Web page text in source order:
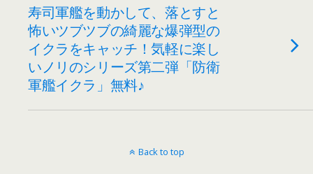
寿司軍艦を動かして、落とすと
怖いツブツブの綺麗な爆弾型の
イクラをキャッチ！気軽に楽し
いノリのシリーズ第二弾「防衛
軍艦イクラ」無料♪
Back to top